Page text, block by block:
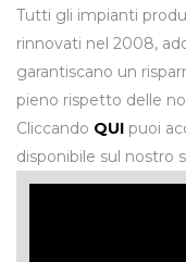
Tutti gli impianti
rinnovati nel 2008,
garantiscano un
pieno rispetto delle
Cliccando QUI puoi
disponibile sul nostro